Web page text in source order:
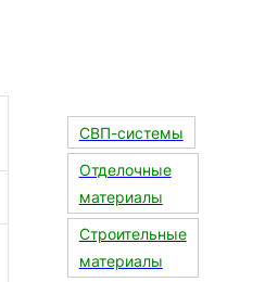
СВП-системы
Отделочные
материалы
Строительные
материалы